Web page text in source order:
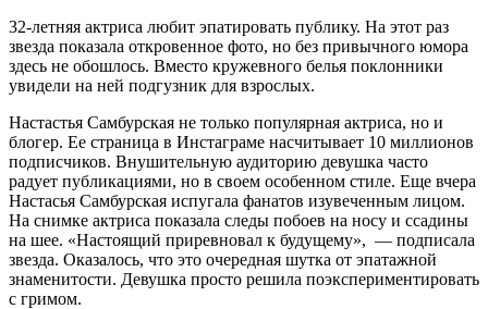
32-летняя актриса любит эпатировать публику. На этот раз
звезда показала откровенное фото, но без привычного юмора
здесь не обошлось. Вместо кружевного белья поклонники
увидели на ней подгузник для взрослых.
Настастья Самбурская не только популярная актриса, но и
блогер. Ее страница в Инстаграме насчитывает 10 миллионов
подписчиков. Внушительную аудиторию девушка часто
радует публикациями, но в своем особенном стиле. Еще вчера
Настасья Самбурская испугала фанатов изувеченным лицом.
На снимке актриса показала следы побоев на носу и ссадины
на шее. «Настоящий приревновал к будущему», — подписала
звезда. Оказалось, что это очередная шутка от эпатажной
знаменитости. Девушка просто решила поэкспериментировать
с гримом.